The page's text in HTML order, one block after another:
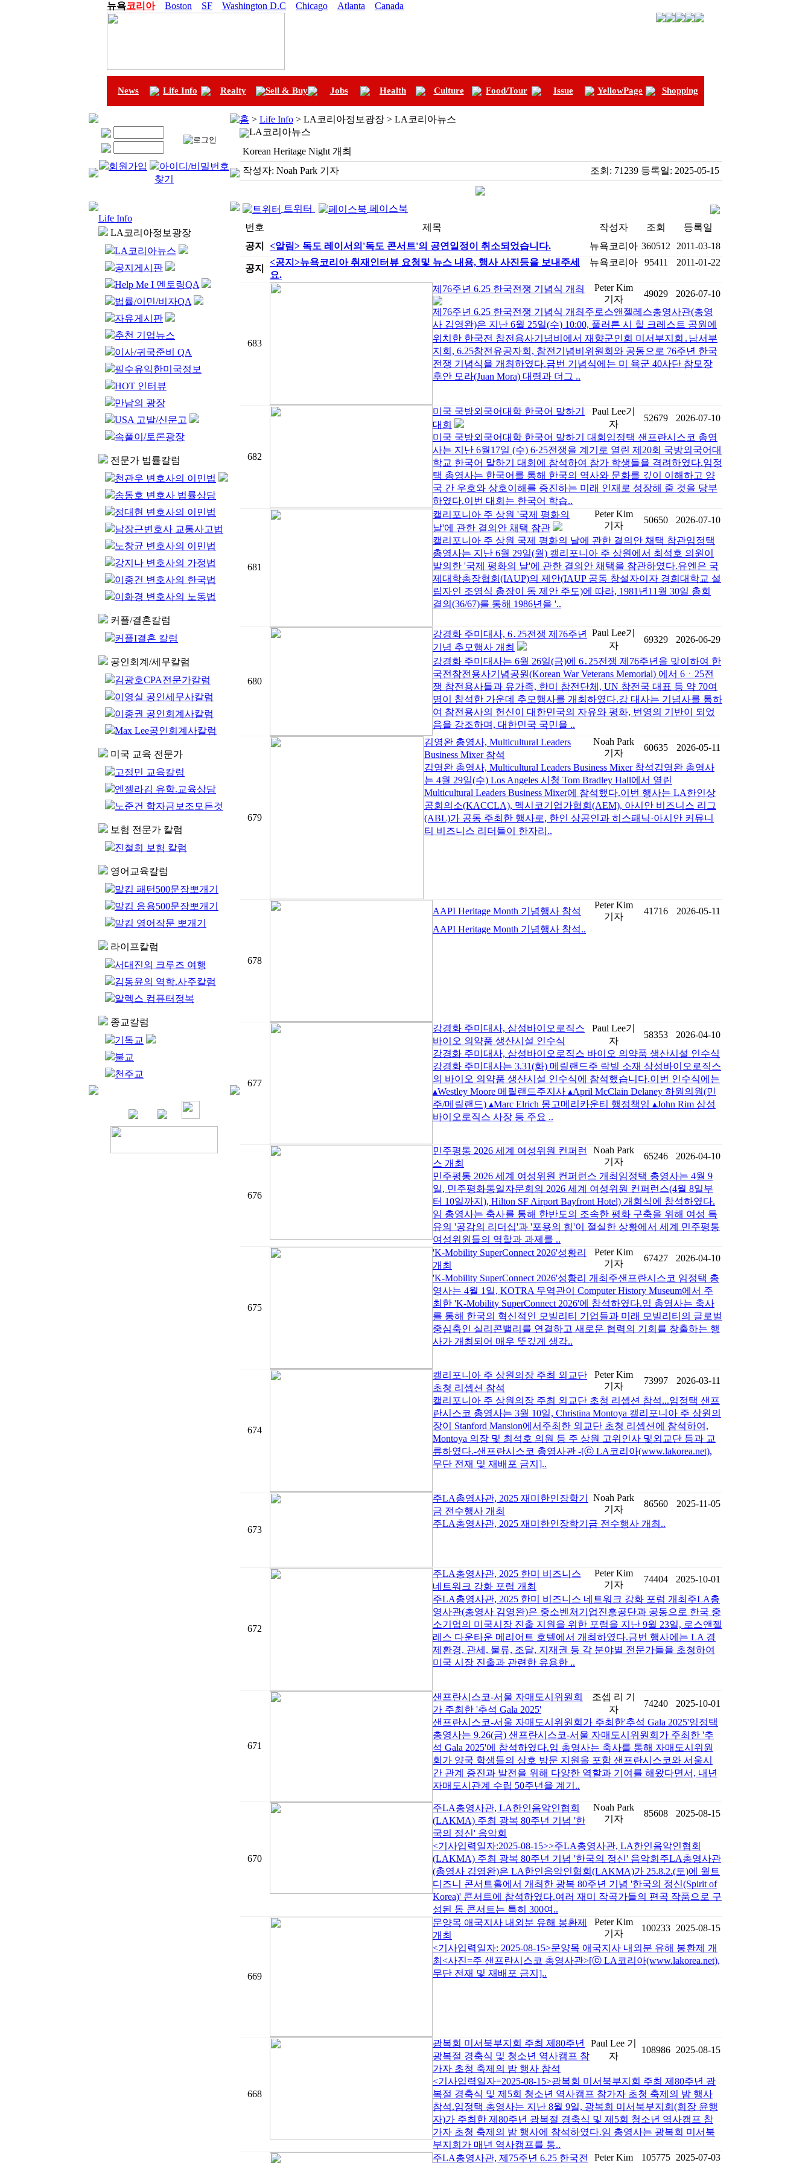
뉴욕코리아 Boston SF Washington D.C Chicago Atlanta Canada
News Life Info Realty Sell & Buy Jobs Health Culture Food/Tour Issue YellowPage Shopping
회원가입
아이디/비밀번호
찾기
Life Info
LA코리아정보광장
LA코리아뉴스
공지게시판
Help Me I 멘토링QA
법률/이민/비자QA
자유게시판
추천 기업뉴스
이사/귀국준비 QA
필수유익한미국정보
HOT 인터뷰
만남의 광장
USA 고발/신문고
속풀이/토론광장
전문가 법률칼럼
천관우 변호사의 이민법
송동호 변호사 법률상담
정대현 변호사의 이민법
남장근변호사 교통사고법
노창균 변호사의 이민법
강지나 변호사의 가정법
이종건 변호사의 한국법
이화경 변호사의 노동법
커플/결혼칼럼
커플I결혼 칼럼
공인회계/세무칼럼
김광호CPA전문가칼럼
이영실 공인세무사칼럼
이종권 공인회계사칼럼
Max Lee공인회계사칼럼
미국 교육 전문가
고정민 교육칼럼
엔젤라김 유학.교육상담
노준건 학자금보조모든것
보험 전문가 칼럼
진철희 보험 칼럼
영어교육칼럼
말킴 패턴500문장뽀개기
말킴 응용500문장뽀개기
말킴 영어작문 뽀개기
라이프칼럼
서대진의 크루즈 여행
김동윤의 역학.사주칼럼
알렉스 컴퓨터정복
종교칼럼
기독교
불교
천주교
홈 > Life Info > LA코리아정보광장 > LA코리아뉴스
LA코리아뉴스
Korean Heritage Night 개최
작성자: Noah Park 기자 조회: 71239 등록일: 2025-05-15
트위터
페이스북
번호
제목 작성자 조회
등록일
공지
<알림> 독도 레이서의'독도 콘서트'의 공연일정이 취소되었습니다. 뉴욕코리아 360512 2011-03-18
공지
<공지>뉴욕코리아 취재인터뷰 요청및 뉴스 내용, 행사 사진등을 보내주세
요.
뉴욕코리아 95411 2011-01-22
683
제76주년 6.25 한국전쟁 기념식 개최
Peter Kim
기자
49029
2026-07-10
제76주년 6.25 한국전쟁 기념식 개최주로스앤젤레스총영사관(총영
사 김영완)은 지난 6월 25일(수) 10:00, 풀러튼 시 힐 크레스트 공원에
위치한 한국전 참전용사기념비에서 재향군인회 미서부지회․남서부
지회, 6.25참전유공자회, 참전기념비위원회와 공동으로 76주년 한국
전쟁 기념식을 개최하였다.금번 기념식에는 미 육군 40사단 참모장
후안 모라(Juan Mora) 대령과 더그 ..
682
미국 국방외국어대학 한국어 말하기
대회
Paul Lee기
자
52679
2026-07-10
미국 국방외국어대학 한국어 말하기 대회임정택 샌프란시스코 총영
사는 지난 6월17일 (수) 6·25전쟁을 계기로 열린 제20회 국방외국어대
학교 한국어 말하기 대회에 참석하여 참가 학생들을 격려하였다.임정
택 총영사는 한국어를 통해 한국의 역사와 문화를 깊이 이해하고 양
국 간 우호와 상호이해를 증진하는 미래 인재로 성장해 줄 것을 당부
하였다.이번 대회는 한국어 학습..
681
캘리포니아 주 상원 '국제 평화의
날'에 관한 결의안 채택 참관
Peter Kim
기자
50650
2026-07-10
캘리포니아 주 상원 국제 평화의 날에 관한 결의안 채택 참관임정택
총영사는 지난 6월 29일(월) 캘리포니아 주 상원에서 최석호 의원이
발의한 '국제 평화의 날'에 관한 결의안 채택을 참관하였다.유엔은 국
제대학총장협회(IAUP)의 제안(IAUP 공동 창설자이자 경희대학교 설
립자인 조영식 총장이 동 제안 주도)에 따라, 1981년11월 30일 총회
결의(36/67)를 통해 1986년을 '..
680
강경화 주미대사, 6․25전쟁 제76주년
기념 추모행사 개최
Paul Lee기
자
69329 2026-06-29
강경화 주미대사는 6월 26일(금)에 6․25전쟁 제76주년을 맞이하여 한
국전참전용사기념공원(Korean War Veterans Memorial) 에서 6ㆍ25전
쟁 참전용사들과 유가족, 한미 참전단체, UN 참전국 대표 등 약 70여
명이 참석한 가운데 추모행사를 개최하였다.강 대사는 기념사를 통하
여 참전용사의 헌신이 대한민국의 자유와 평화, 번영의 기반이 되었
음을 강조하며, 대한민국 국민을 ..
679
김영완 총영사, Multicultural Leaders
Business Mixer 참석
Noah Park
기자
60635
2026-05-11
김영완 총영사, Multicultural Leaders Business Mixer 참석김영완 총영사
는 4월 29일(수) Los Angeles 시청 Tom Bradley Hall에서 열린
Multicultural Leaders Business Mixer에 참석했다.이번 행사는 LA한인상
공회의소(KACCLA), 멕시코기업가협회(AEM), 아시안 비즈니스 리그
(ABL)가 공동 주최한 행사로, 한인 상공인과 히스패닉·아시안 커뮤니
티 비즈니스 리더들이 한자리..
678
AAPI Heritage Month 기념행사 참석
Peter Kim
기자
41716
2026-05-11
AAPI Heritage Month 기념행사 참석..
677
강경화 주미대사, 삼성바이오로직스
바이오 의약품 생산시설 인수식
Paul Lee기
자
58353
2026-04-10
강경화 주미대사, 삼성바이오로직스 바이오 의약품 생산시설 인수식
강경화 주미대사는 3.31(화) 메릴랜드주 락빌 소재 삼성바이오로직스
의 바이오 의약품 생산시설 인수식에 참석했습니다.이번 인수식에는
▴Westley Moore 메릴랜드주지사 ▴April McClain Delaney 하원의원(민
주/메릴랜드) ▴Marc Elrich 몽고메리카운티 행정책임 ▴John Rim 삼성
바이오로직스 사장 등 주요 ..
676
민주평통 2026 세계 여성위원 컨퍼런
스 개최
Noah Park
기자
65246
2026-04-10
민주평통 2026 세계 여성위원 컨퍼런스 개최임정택 총영사는 4월 9
일, 민주평화통일자문회의 2026 세계 여성위원 컨퍼런스(4월 8일부
터 10일까지), Hilton SF Airport Bayfront Hotel) 개회식에 참석하였다.
임 총영사는 축사를 통해 한반도의 조속한 평화 구축을 위해 여성 특
유의 '공감의 리더십'과 '포용의 힘'이 절실한 상황에서 세계 민주평통
여성위원들의 역할과 과제를 ..
675
'K-Mobility SuperConnect 2026'성황리
개최
Peter Kim
기자
67427
2026-04-10
'K-Mobility SuperConnect 2026'성황리 개최주샌프란시스코 임정택 총
영사는 4월 1일, KOTRA 무역관이 Computer History Museum에서 주
최한 'K-Mobility SuperConnect 2026'에 참석하였다.임 총영사는 축사
를 통해 한국의 혁신적인 모빌리티 기업들과 미래 모빌리티의 글로벌
중심축인 실리콘밸리를 연결하고 새로운 협력의 기회를 창출하는 행
사가 개최되어 매우 뜻깊게 생각..
674
캘리포니아 주 상원의장 주최 외교단
초청 리셉션 참석
Peter Kim
기자
73997
2026-03-11
캘리포니아 주 상원의장 주최 외교단 초청 리셉션 참석...임정택 샌프
란시스코 총영사는 3월 10일, Christina Montoya 캘리포니아 주 상원의
장이 Stanford Mansion에서주최한 외교단 초청 리셉션에 참석하여,
Montoya 의장 및 최석호 의원 등 주 상원 고위인사 및외교단 등과 교
류하였다.-샌프란시스코 총영사관 -[ⓒ LA코리아(www.lakorea.net),
무단 전재 및 재배포 금지]..
673
주LA총영사관, 2025 재미한인장학기
금 전수행사 개최
Noah Park
기자
86560
2025-11-05
주LA총영사관, 2025 재미한인장학기금 전수행사 개최..
672
주LA총영사관, 2025 한미 비즈니스
네트워크 강화 포럼 개최
Peter Kim
기자
74404
2025-10-01
주LA총영사관, 2025 한미 비즈니스 네트워크 강화 포럼 개최주LA총
영사관(총영사 김영완)은 중소벤처기업진흥공단과 공동으로 한국 중
소기업의 미국시장 진출 지원을 위한 포럼을 지난 9월 23일, 로스앤젤
레스 다운타운 메리어트 호텔에서 개최하였다.금번 행사에는 LA 경
제환경, 관세, 물류, 조달, 지재권 등 각 분야별 전문가들을 초청하여
미국 시장 진출과 관련한 유용한 ..
671
샌프란시스코-서울 자매도시위원회
가 주최한 '추석 Gala 2025'
조셉 리 기
자
74240
2025-10-01
샌프란시스코-서울 자매도시위원회가 주최한'추석 Gala 2025'임정택
총영사는 9.26(금) 샌프란시스코-서울 자매도시위원회가 주최한 '추
석 Gala 2025'에 참석하였다.임 총영사는 축사를 통해 자매도시위원
회가 양국 학생들의 상호 방문 지원을 포함 샌프란시스코와 서울시
간 관계 증진과 발전을 위해 다양한 역할과 기여를 해왔다면서, 내년
자매도시관계 수립 50주년을 계기..
670
주LA총영사관, LA한인음악인협회
(LAKMA) 주최 광복 80주년 기념 '한
국의 정신' 음악회
Noah Park
기자
85608 2025-08-15
<기사입력일자:2025-08-15>>주LA총영사관, LA한인음악인협회
(LAKMA) 주최 광복 80주년 기념 '한국의 정신' 음악회주LA총영사관
(총영사 김영완)은 LA한인음악인협회(LAKMA)가 25.8.2.(토)에 월트
디즈니 콘서트홀에서 개최한 광복 80주년 기념 '한국의 정신(Spirit of
Korea)' 콘서트에 참석하였다.여러 재미 작곡가들의 편곡 작품으로 구
성된 동 콘서트는 특히 300여..
669
문양목 애국지사 내외분 유해 봉환제
개최
Peter Kim
기자
100233 2025-08-15
<기사입력일자: 2025-08-15>문양목 애국지사 내외분 유해 봉환제 개
최<사진=주 샌프란시스코 총영사관>[ⓒ LA코리아(www.lakorea.net),
무단 전재 및 재배포 금지]..
668
광복회 미서북부지회 주최 제80주년
광복절 경축식 및 청소년 역사캠프 참
가자 초청 축제의 밤 행사 참석
Paul Lee 기
자
108986 2025-08-15
<기사입력일자=2025-08-15>광복회 미서북부지회 주최 제80주년 광
복절 경축식 및 제5회 청소년 역사캠프 참가자 초청 축제의 밤 행사
참석.임정택 총영사는 지난 8월 9일, 광복회 미서북부지회(회장 윤행
자)가 주최한 제80주년 광복절 경축식 및 제5회 청소년 역사캠프 참
가자 초청 축제의 밤 행사에 참석하였다.임 총영사는 광복회 미서북
부지회가 매년 역사캠프를 통..
주LA총영사관, 제75주년 6.25 한국전
Peter Kim 105775 2025-07-03